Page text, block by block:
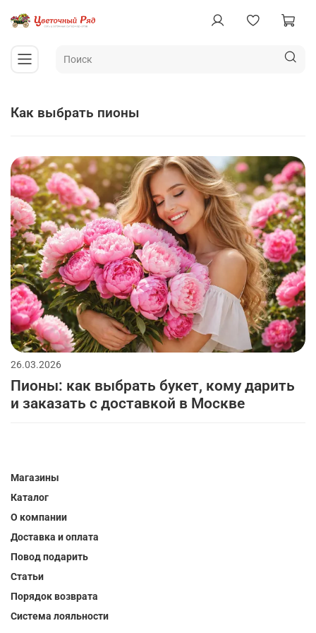
как выбрать пионы
26.03.2026
Пионы: как выбрать букет, кому дарить
и заказать с доставкой в Москве
Магазины
Каталог
О компании
Доставка и оплата
Повод подарить
Статьи
Порядок возврата
Система лояльности